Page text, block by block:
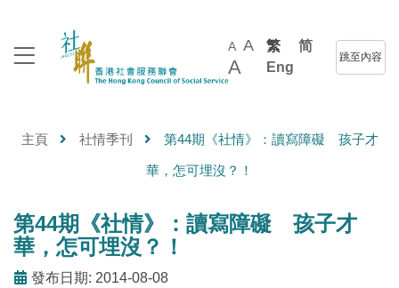
A A
A
繁
简
Eng
跳至內容
主頁 社情季刊 第44期《社情》：讀寫障礙 孩子才
華，怎可埋沒？！
第44期《社情》：讀寫障礙 孩子才
華，怎可埋沒？！
發布日期: 2014-08-08